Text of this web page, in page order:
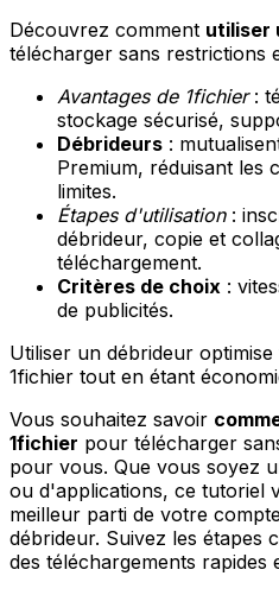
Découvrez comment utiliser
télécharger sans restrictions
Avantages de 1fichier:
stockage sécurisé,
Débrideurs :
Premium, réduisant les
limites.
Étapes d'utilisation:
débrideur, copie et
téléchargement.
Critères de choix :
de publicités.
Utiliser un débrideur
1fichier tout en étant
Vous souhaitez savoir
1fichier pour télécharger
pour vous. Que vous soyez
ou d'applications, ce tutoriel
meilleur parti de votre
débrideur. Suivez les étapes
des téléchargements rapides